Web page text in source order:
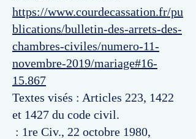
https://www.courdecassation.fr/pu
blications/bulletin-des-arrets-des-
chambres-civiles/numero-11-
novembre-2019/mariage#16-
15.867
Textes visés : Articles 223, 1422
et 1427 du code civil.
: 1re Civ., 22 octobre 1980,